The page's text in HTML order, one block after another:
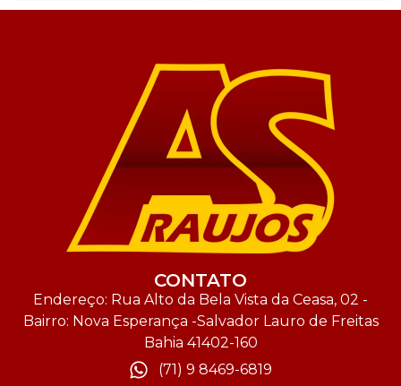
CONTATO
Endereço: Rua Alto da Bela Vista da Ceasa, 02 -
Bairro: Nova Esperança -Salvador Lauro de Freitas
Bahia 41402-160
(71) 9 8469-6819